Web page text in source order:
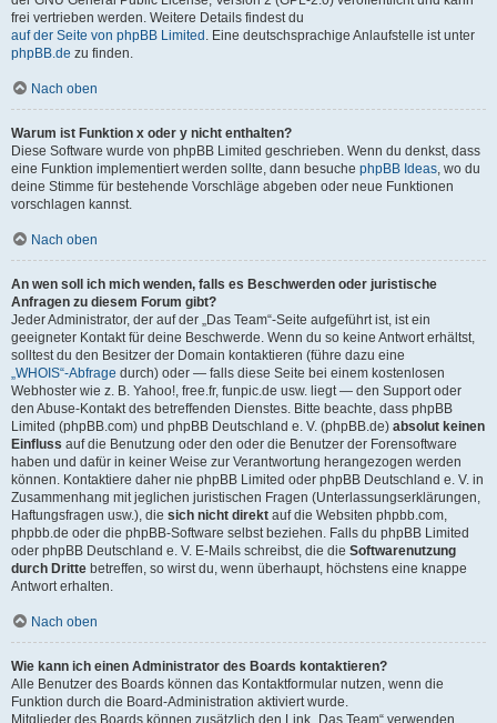
frei vertrieben werden. Weitere Details findest du
auf der Seite von phpBB Limited . Eine deutschsprachige Anlaufstelle ist unter
phpBB.de zu finden.
Nach oben
Warum ist Funktion x oder y nicht enthalten?
Diese Software wurde von phpBB Limited geschrieben. Wenn du denkst, dass
eine Funktion implementiert werden sollte, dann besuche phpBB Ideas, wo du
deine Stimme für bestehende Vorschläge abgeben oder neue Funktionen
vorschlagen kannst.
Nach oben
An wen soll ich mich wenden, falls es Beschwerden oder juristische
Anfragen zu diesem Forum gibt?
Jeder Administrator, der auf der „Das Team“-Seite aufgeführt ist, ist ein
geeigneter Kontakt für deine Beschwerde. Wenn du so keine Antwort erhältst,
solltest du den Besitzer der Domain kontaktieren (führe dazu eine
„WHOIS“-Abfrage durch) oder — falls diese Seite bei einem kostenlosen
Webhoster wie z. B. Yahoo!, free.fr, funpic.de usw. liegt — den Support oder
den Abuse-Kontakt des betreffenden Dienstes. Bitte beachte, dass phpBB
Limited (phpBB.com) und phpBB Deutschland e. V. (phpBB.de) absolut keinen
Einfluss auf die Benutzung oder den oder die Benutzer der Forensoftware
haben und dafür in keiner Weise zur Verantwortung herangezogen werden
können. Kontaktiere daher nie phpBB Limited oder phpBB Deutschland e. V. in
Zusammenhang mit jeglichen juristischen Fragen (Unterlassungserklärungen,
Haftungsfragen usw.), die sich nicht direkt auf die Websiten phpbb.com,
phpbb.de oder die phpBB-Software selbst beziehen. Falls du phpBB Limited
oder phpBB Deutschland e. V. E-Mails schreibst, die die Softwarenutzung
durch Dritte betreffen, so wirst du, wenn überhaupt, höchstens eine knappe
Antwort erhalten.
Nach oben
Wie kann ich einen Administrator des Boards kontaktieren?
Alle Benutzer des Boards können das Kontaktformular nutzen, wenn die
Funktion durch die Board-Administration aktiviert wurde.
Mitglieder des Boards können zusätzlich den Link „Das Team“ verwenden.